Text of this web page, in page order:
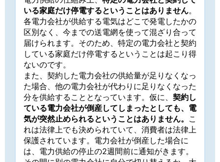
いる家庭だけ停電するということはありません。
各電力会社が供給する電気はどこで発電したかの
区別なく、今までの送電網を使って混ざり合って
届けられます。そのため、特定の電力会社と契約
している家庭だけ停電するということは起こり得
ないのです。
また、契約した電力会社の供給量が足りなくなっ
た場合、他の電力会社が代わりに足りなくなった
分を供給することとなっています。仮に、 契約し
ている電力会社が倒産してしまったとしても、電
気が突然止められるということはありません。 こ
れは法律上でも決められていて、消費者は法律上
保護されています。電力会社が倒産した場合に
は、電力供給の停止の2週間前に通知がきます。